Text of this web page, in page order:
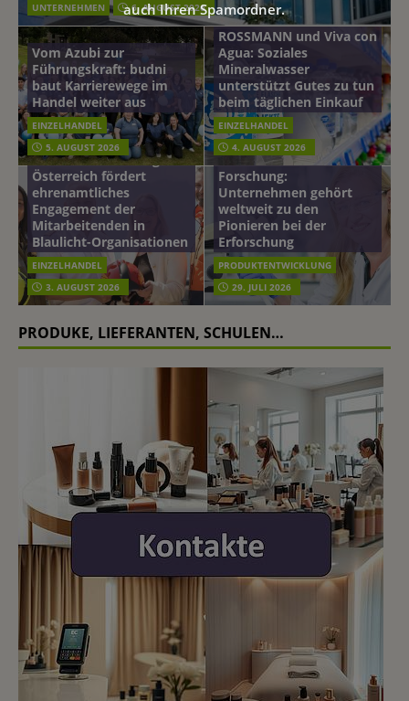
UNTERNEHMEN 6. AUGUST 2026
Vom Azubi zur
Führungskraft: budni
baut Karrierewege im
Handel weiter aus
EINZELHANDEL
5. AUGUST 2026
ROSSMANN und Viva con
Agua: Soziales
Mineralwasser
unterstützt Gutes zu tun
beim täglichen Einkauf
EINZELHANDEL
4. AUGUST 2026
mehr vom leben tag: dm
Österreich fördert
ehrenamtliches
Engagement der
Mitarbeitenden in
Blaulicht-Organisationen
EINZELHANDEL
3. AUGUST 2026
Beiersdorf
Hautmikrobiom-
Forschung:
Unternehmen gehört
weltweit zu den
Pionieren bei der
Erforschung
PRODUKTENTWICKLUNG
29. JULI 2026
PRODUKE, LIEFERANTEN, SCHULEN…
auch Ihren Spamordner.